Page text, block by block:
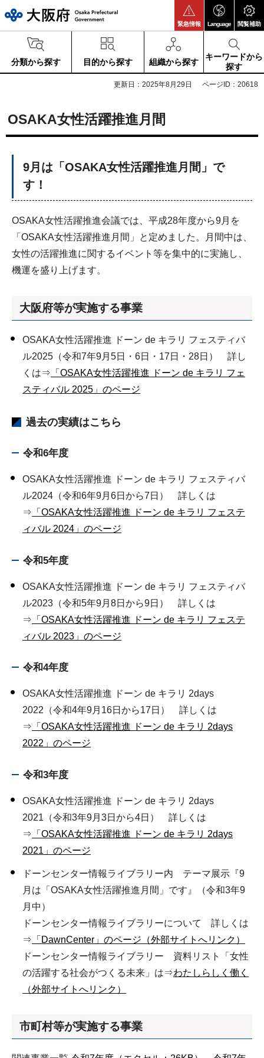
緊急情報 Language 閲覧補助
分類から探す 目的から探す 組織から探す
キーワードから
探す
更新日：2025年8月29日 ページID：20618
OSAKA女性活躍推進月間
9月は「OSAKA女性活躍推進月間」で
す！
OSAKA女性活躍推進会議では、平成28年度から9月を
「OSAKA女性活躍推進月間」と定めました。月間中は、
女性の活躍推進に関するイベント等を集中的に実施し、
機運を盛り上げます。
大阪府等が実施する事業
OSAKA女性活躍推進 ドーン de キラリ フェスティバ
ル2025（令和7年9月5日・6日・17日・28日） 詳し
くは⇒ 「OSAKA女性活躍推進 ドーン de キラリ フェ
スティバル 2025」のページ
過去の実績はこちら
令和6年度
OSAKA女性活躍推進 ドーン de キラリ フェスティバ
ル2024（令和6年9月6日から7日） 詳しくは
⇒ 「OSAKA女性活躍推進 ドーン de キラリ フェステ
ィバル 2024」のページ
令和5年度
OSAKA女性活躍推進 ドーン de キラリ フェスティバ
ル2023（令和5年9月8日から9日） 詳しくは
⇒ 「OSAKA女性活躍推進 ドーン de キラリ フェステ
ィバル 2023」のページ
令和4年度
OSAKA女性活躍推進 ドーン de キラリ 2days
2022（令和4年9月16日から17日） 詳しくは
⇒ 「OSAKA女性活躍推進 ドーン de キラリ 2days
2022」のページ
令和3年度
OSAKA女性活躍推進 ドーン de キラリ 2days
2021（令和3年9月3日から4日） 詳しくは
⇒ 「OSAKA女性活躍推進 ドーン de キラリ 2days
2021」のページ
ドーンセンター情報ライブラリー内 テーマ展示『9
月は「OSAKA女性活躍推進月間」です』（令和3年9
月中）
ドーンセンター情報ライブラリーについて 詳しくは
⇒ 「DawnCenter」のページ（外部サイトへリンク）
ドーンセンター情報ライブラリー 資料リスト「女性
の活躍する社会がつくる未来」は⇒わたしらしく働く
（外部サイトへリンク）
市町村等が実施する事業